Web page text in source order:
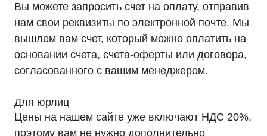
Вы можете запросить счет на оплату, отправив
нам свои реквизиты по электронной почте. Мы
вышлем вам счет, который можно оплатить на
основании счета, счета-оферты или договора,
согласованного с вашим менеджером.
Для юрлиц
Цены на нашем сайте уже включают НДС 20%,
поэтому вам не нужно дополнительно
Покупателям
О компании
Доставка
Оплата
Партнерам
Монтаж
Акции
Условия оформления заказа
Реквизиты